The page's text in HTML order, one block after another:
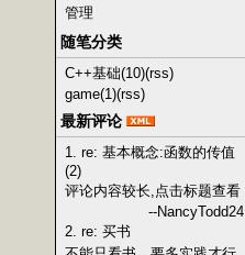
管理
随笔分类
C++基础(10)(rss)
game(1)(rss)
最新评论
1. re: 基本概念:函数的传值
(2)
评论内容较长,点击标题查看
--NancyTodd24
2. re: 买书